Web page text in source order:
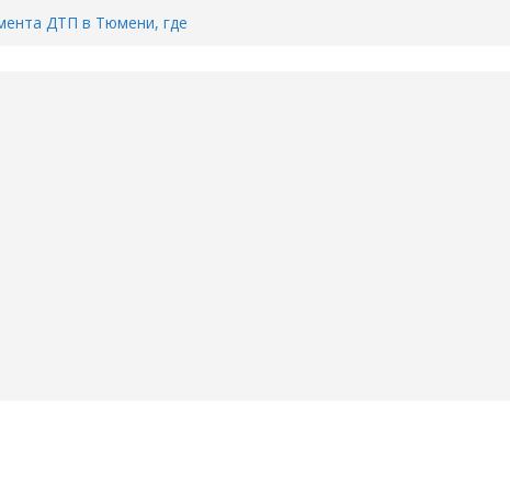
ДТП в Тюмени, где